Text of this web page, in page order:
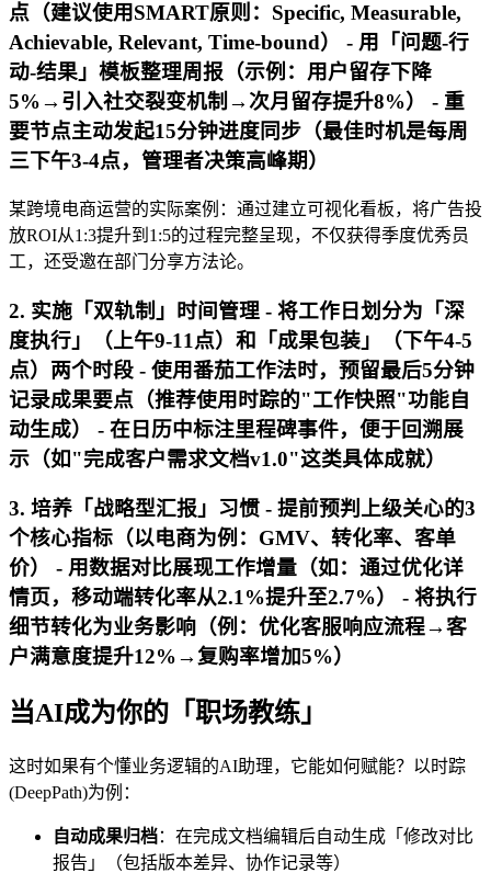
点（建议使用SMART原则：Specific, Measurable,
Achievable, Relevant, Time-bound） - 用「问题-行
动-结果」模板整理周报（示例：用户留存下降
5%→引入社交裂变机制→次月留存提升8%） - 重
要节点主动发起15分钟进度同步（最佳时机是每周
三下午3-4点，管理者决策高峰期）
某跨境电商运营的实际案例：通过建立可视化看板，将广告投
放ROI从1:3提升到1:5的过程完整呈现，不仅获得季度优秀员
工，还受邀在部门分享方法论。
2. 实施「双轨制」时间管理 - 将工作日划分为「深
度执行」（上午9-11点）和「成果包装」（下午4-5
点）两个时段 - 使用番茄工作法时，预留最后5分钟
记录成果要点（推荐使用时踪的"工作快照"功能自
动生成） - 在日历中标注里程碑事件，便于回溯展
示（如"完成客户需求文档v1.0"这类具体成就）
3. 培养「战略型汇报」习惯 - 提前预判上级关心的3
个核心指标（以电商为例：GMV、转化率、客单
价） - 用数据对比展现工作增量（如：通过优化详
情页，移动端转化率从2.1%提升至2.7%） - 将执行
细节转化为业务影响（例：优化客服响应流程→客
户满意度提升12%→复购率增加5%）
当AI成为你的「职场教练」
这时如果有个懂业务逻辑的AI助理，它能如何赋能？以时踪
(DeepPath)为例：
自动成果归档：在完成文档编辑后自动生成「修改对比
报告」（包括版本差异、协作记录等）